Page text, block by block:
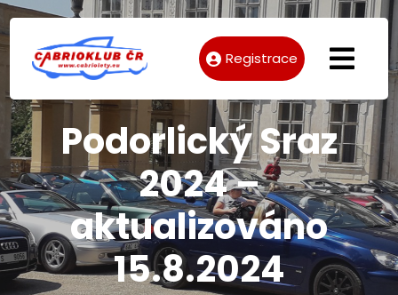
Registrace
Podorlický Sraz
2024 –
aktualizováno
15.8.2024